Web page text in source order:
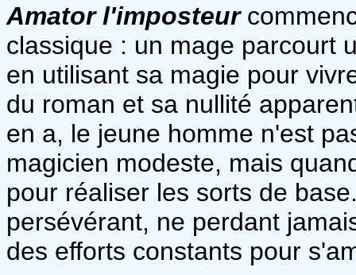
Amator l'imposteur
classique : un mage parcourt
en utilisant sa magie pour
du roman et sa nullité
en a, le jeune homme n'est
magicien modeste, mais
pour réaliser les sorts de
persévérant, ne perdant
des efforts constants pour